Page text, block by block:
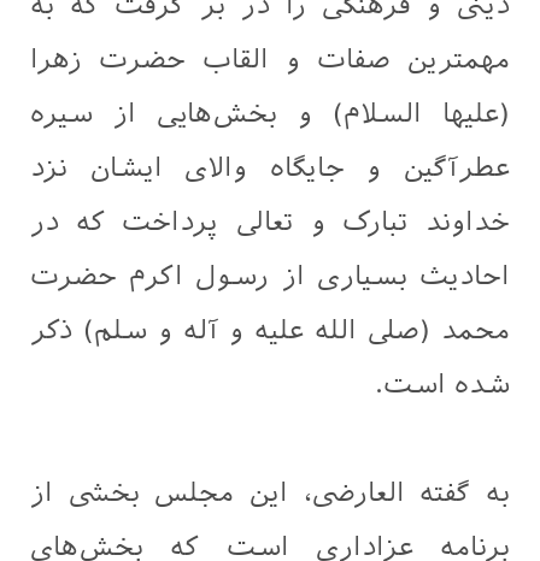
مهمترین صفات و القاب حضرت زهرا
(علیها السلام) و بخش‌هایی از سیره
عطرآگین و جایگاه والای ایشان نزد
خداوند تبارک و تعالی پرداخت که در
احادیث بسیاری از رسول اکرم حضرت
محمد (صلی الله علیه و آله و سلم) ذکر
شده است.
به گفته العارضی، این مجلس بخشی از
برنامه عزاداری است که بخش‌های